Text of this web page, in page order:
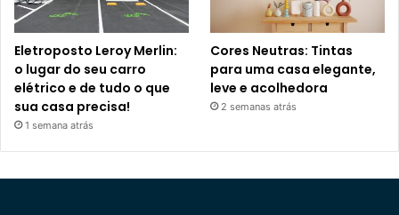
Eletroposto Leroy Merlin:
o lugar do seu carro
elétrico e de tudo o que
sua casa precisa!
1 semana atrás
Cores Neutras: Tintas
para uma casa elegante,
leve e acolhedora
2 semanas atrás